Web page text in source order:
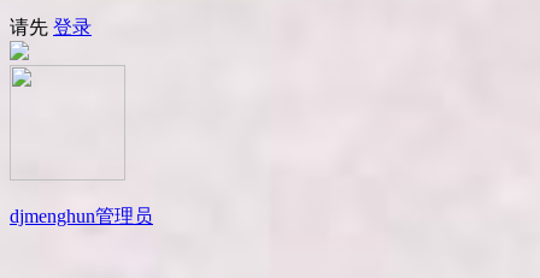
请先 登录
djmenghun管理员